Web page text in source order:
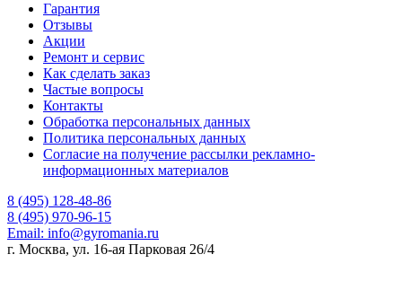
Гарантия
Отзывы
Акции
Ремонт и сервис
Как сделать заказ
Частые вопросы
Контакты
Обработка персональных данных
Политика персональных данных
Согласие на получение рассылки рекламно-
информационных материалов
8 (495) 128-48-86
8 (495) 970-96-15
Email: info@gyromania.ru
г. Москва, ул. 16-ая Парковая 26/4